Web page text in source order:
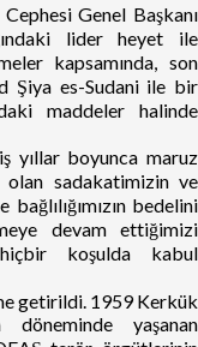
Genel Başkanı
lider heyet ile
kapsamında, son
Şiya es-Sudani ile bir
maddeler halinde
yıllar boyunca maruz
olan sadakatimizin ve
bedelini
devam ettiğimizi
hiçbir koşulda kabul
getirildi. 1959 Kerkük
yaşanan